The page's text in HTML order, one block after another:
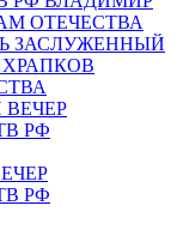
ЗАСЛУЖЕННЫЙ
РФ